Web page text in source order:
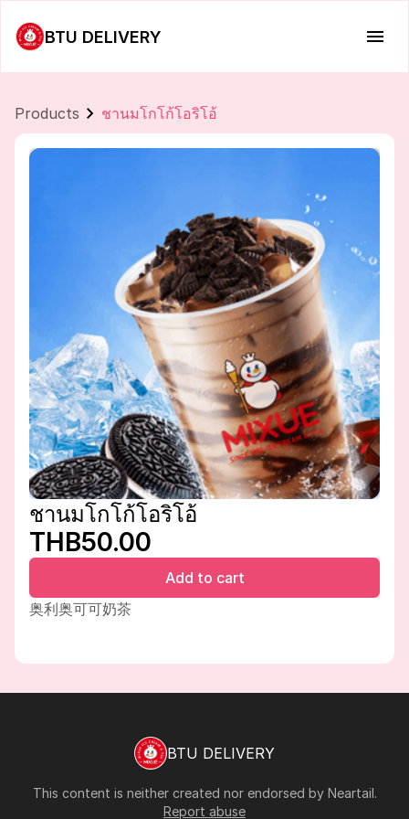
BTU DELIVERY
Products ชานมโกโก้โอริโอ้
ชานมโกโก้โอริโอ้
THB50.00
Add to cart
奥利奥可可奶茶
BTU DELIVERY
This content is neither created nor endorsed by Neartail.
Report abuse